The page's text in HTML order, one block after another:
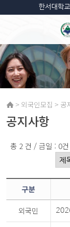
한서대학교
> 외국인모집 > 공
공지사항
총 2 건 / 금일 : 0건
구분
외국민